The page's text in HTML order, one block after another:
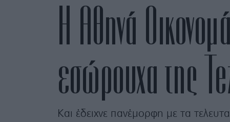
Η Αθηνά
εσώρουχα της
Kαι έδειχνε πανέμορφη με τα